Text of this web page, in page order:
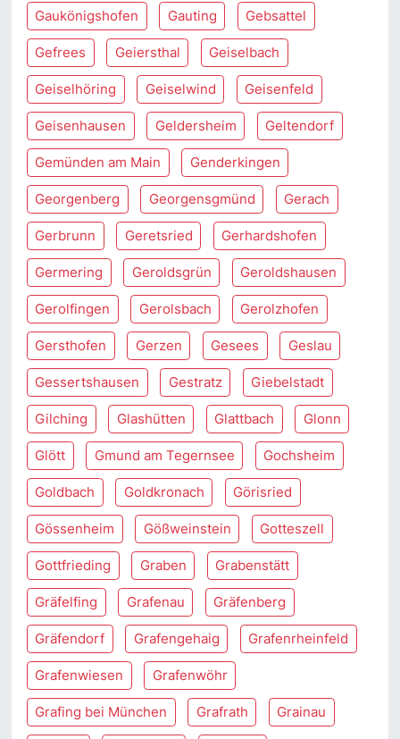
Gaukönigshofen Gauting Gebsattel
Gefrees Geiersthal Geiselbach
Geiselhöring Geiselwind Geisenfeld
Geisenhausen Geldersheim Geltendorf
Gemünden am Main Genderkingen
Georgenberg Georgensgmünd Gerach
Gerbrunn Geretsried Gerhardshofen
Germering Geroldsgrün Geroldshausen
Gerolfingen Gerolsbach Gerolzhofen
Gersthofen Gerzen Gesees Geslau
Gessertshausen Gestratz Giebelstadt
Gilching Glashütten Glattbach Glonn
Glött Gmund am Tegernsee Gochsheim
Goldbach Goldkronach Görisried
Gössenheim Gößweinstein Gotteszell
Gottfrieding Graben Grabenstätt
Gräfelfing Grafenau Gräfenberg
Gräfendorf Grafengehaig Grafenrheinfeld
Grafenwiesen Grafenwöhr
Grafing bei München Grafrath Grainau